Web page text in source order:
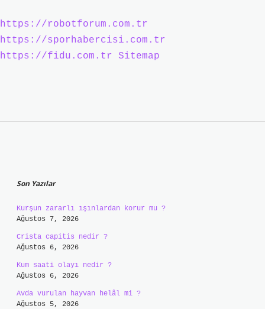
https://robotforum.com.tr
https://sporhabercisi.com.tr
https://fidu.com.tr
Sitemap
Son Yazılar
Kurşun zararlı ışınlardan korur mu ?
Ağustos 7, 2026
Crista capitis nedir ?
Ağustos 6, 2026
Kum saati olayı nedir ?
Ağustos 6, 2026
Avda vurulan hayvan helâl mi ?
Ağustos 5, 2026